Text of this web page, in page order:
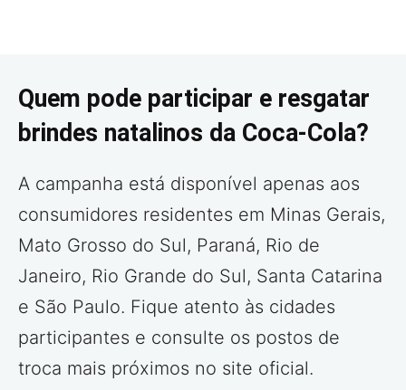
Quem pode participar e resgatar
brindes natalinos da Coca-Cola?
A campanha está disponível apenas aos
consumidores residentes em Minas Gerais,
Mato Grosso do Sul, Paraná, Rio de
Janeiro, Rio Grande do Sul, Santa Catarina
e São Paulo. Fique atento às cidades
participantes e consulte os postos de
troca mais próximos no site oficial.